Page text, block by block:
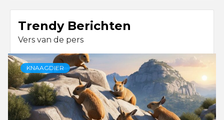
Trendy Berichten
Vers van de pers
KNAAGDIER